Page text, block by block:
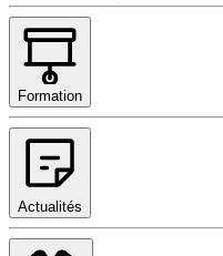
Formation
Actualités